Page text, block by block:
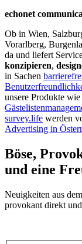
echonet
Ob in Wien,
Vorarlberg,
da und liefert
konzipieren,
in Sachen
unsere Produkte wie
survey.life werden
Advertising in
Böse,
und eine
Neuigkeiten aus
provokant direkt